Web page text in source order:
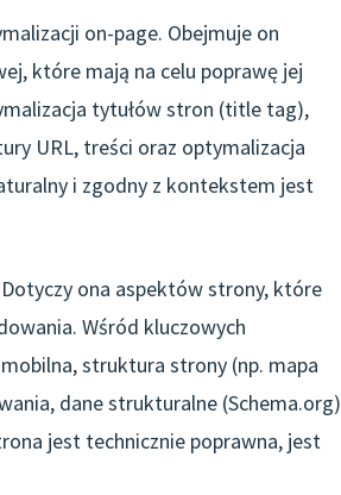
on-page. Obejmuje on
które mają na celu poprawę jej
tytułów stron (title tag),
URL, treści oraz optymalizacja
i zgodny z kontekstem jest
ona aspektów strony, które
Wśród kluczowych
struktura strony (np. mapa
dane strukturalne (Schema.org)
jest technicznie poprawna, jest